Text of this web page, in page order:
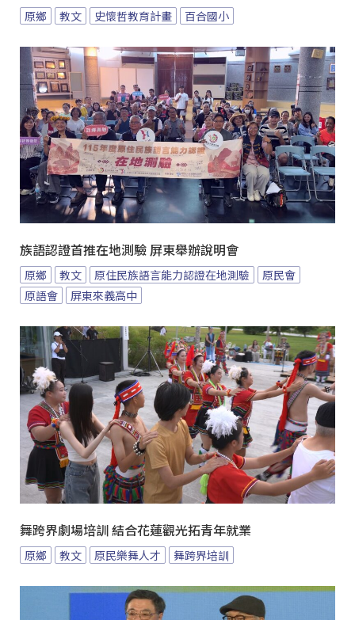
原鄉 教文 史懷哲教育計畫 百合國小
族語認證首推在地測驗 屏東舉辦說明會
原鄉 教文 原住民族語言能力認證在地測驗
原民會
原語會
屏東來義高中
舞跨界劇場培訓 結合花蓮觀光拓青年就業
原鄉 教文 原民樂舞人才 舞跨界培訓